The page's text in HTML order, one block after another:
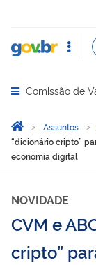
Abrir menu
Comissão de
Você está aqui:
Página Inicial
Assuntos
“dicionário cripto”
economia digital
NOVIDADE
CVM e
cripto”